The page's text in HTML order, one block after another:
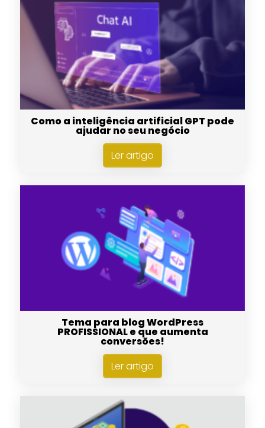
Como a inteligência artificial GPT pode
ajudar no seu negócio
Ler artigo
Tema para blog WordPress
PROFISSIONAL e que aumenta
conversões!
Ler artigo